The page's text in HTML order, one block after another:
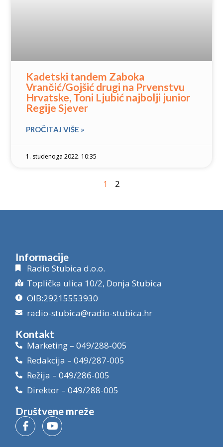
Kadetski tandem Zaboka
Vrančić/Gojšić drugi na Prvenstvu
Hrvatske, Toni Ljubić najbolji junior
Regije Sjever
PROČITAJ VIŠE »
1. studenoga 2022. 10:35
1 2
Informacije
Radio Stubica d.o.o.
Toplička ulica 10/2, Donja Stubica
OIB:29215553930
radio-stubica@radio-stubica.hr
Kontakt
Marketing – 049/288-005
Redakcija – 049/287-005
Režija – 049/286-005
Direktor – 049/288-005
Društvene mreže